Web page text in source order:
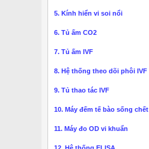
5. Kính hiển vi soi nổi
6. Tủ ấm CO2
7. Tủ ấm IVF
8. Hệ thống theo dõi phôi IVF
9. Tủ thao tác IVF
10. Máy đếm tế bào sống chết
11. Máy đo OD vi khuẩn